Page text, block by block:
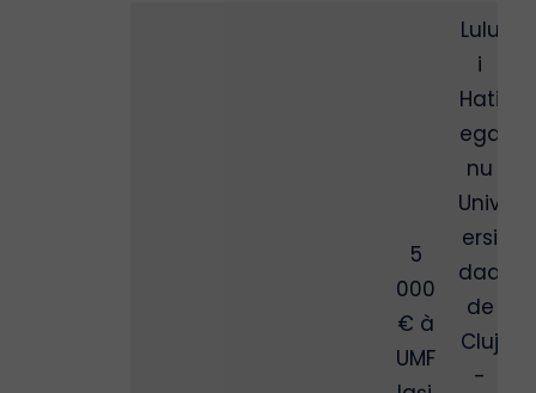
5
000
€ à
UMF
Lulu
i
Hati
ega
nu
Univ
ersi
dad
de
Cluj
-